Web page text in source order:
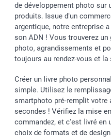
de développement photo sur
produits. Issue d'un
argentique, notre entreprise
son ADN ! Vous trouverez un
photo, agrandissements et
toujours au rendez-vous et
Créer un livre photo
simple. Utilisez le
smartphoto pré-remplit votre
secondes ! Vérifiez la mise
commandez, et c'est livré en
choix de formats et de